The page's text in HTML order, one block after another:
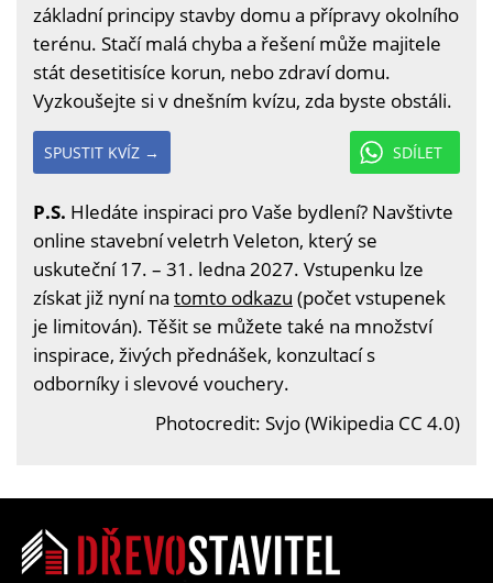
základní principy stavby domu a přípravy okolního
terénu. Stačí malá chyba a řešení může majitele
stát desetitisíce korun, nebo zdraví domu.
Vyzkoušejte si v dnešním kvízu, zda byste obstáli.
SDÍLET
SPUSTIT KVÍZ →
P.S. Hledáte inspiraci pro Vaše bydlení? Navštivte
online stavební veletrh Veleton, který se
uskuteční 17. – 31. ledna 2027. Vstupenku lze
získat již nyní na tomto odkazu (počet vstupenek
je limitován). Těšit se můžete také na množství
inspirace, živých přednášek, konzultací s
odborníky i slevové vouchery.
Photocredit: Svjo (Wikipedia CC 4.0)